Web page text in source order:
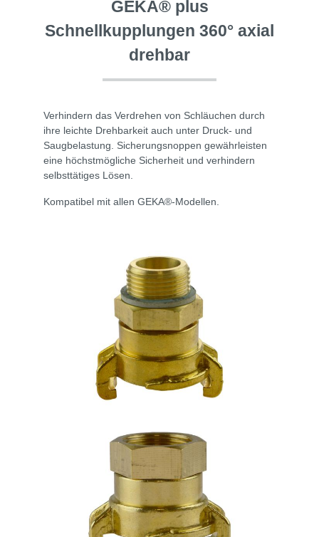
GEKA® plus
Schnellkupplungen 360° axial
drehbar
Verhindern das Verdrehen von Schläuchen durch
ihre leichte Drehbarkeit auch unter Druck- und
Saugbelastung. Sicherungsnoppen gewährleisten
eine höchstmögliche Sicherheit und verhindern
selbsttätiges Lösen.
Kompatibel mit allen GEKA®-Modellen.